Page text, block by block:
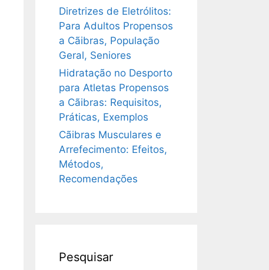
Diretrizes de Eletrólitos:
Para Adultos Propensos
a Cãibras, População
Geral, Seniores
Hidratação no Desporto
para Atletas Propensos
a Cãibras: Requisitos,
Práticas, Exemplos
Cãibras Musculares e
Arrefecimento: Efeitos,
Métodos,
Recomendações
Pesquisar